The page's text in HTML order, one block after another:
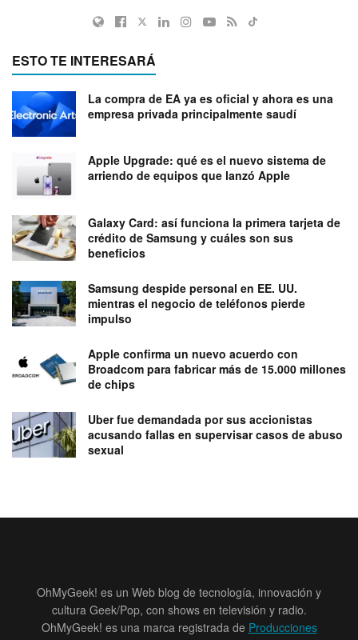
ESTO TE INTERESARÁ
La compra de EA ya es oficial y ahora es una
empresa privada principalmente saudí
Apple Upgrade: qué es el nuevo sistema de
arriendo de equipos que lanzó Apple
Galaxy Card: así funciona la primera tarjeta de
crédito de Samsung y cuáles son sus
beneficios
Samsung despide personal en EE. UU.
mientras el negocio de teléfonos pierde
impulso
Apple confirma un nuevo acuerdo con
Broadcom para fabricar más de 15.000 millones
de chips
Uber fue demandada por sus accionistas
acusando fallas en supervisar casos de abuso
sexual
OhMyGeek! es un Web blog de tecnología, innovación y
cultura Geek/Pop, con shows en televisión y radio.
OhMyGeek! es una marca registrada de Producciones